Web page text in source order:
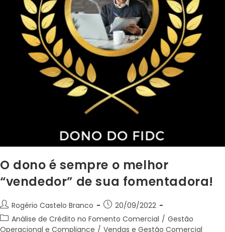
O dono é sempre o melhor
“vendedor” de sua fomentadora!
Rogério Castelo Branco
20/09/2022
Análise de Crédito no Fomento Comercial / Gestão
Operacional e Compliance / Vendas e Gestão Comercial